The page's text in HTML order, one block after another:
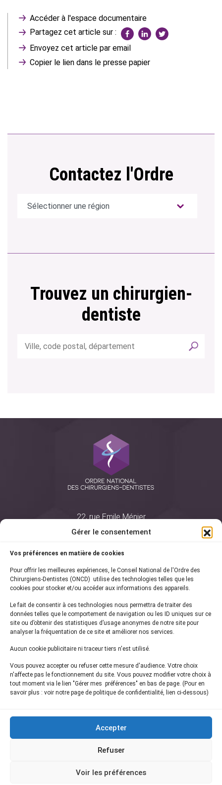
Gérer le consentement
Vos préférences en matière de cookies
Pour offrir les meilleures expériences, le Conseil National de l'Ordre des
Chirurgiens-Dentistes (ONCD) utilise des technologies telles que les
cookies pour stocker et/ou accéder aux informations des appareils.
Le fait de consentir à ces technologies nous permettra de traiter des
données telles que le comportement de navigation ou les ID uniques sur ce
site ou d’obtenir des statistiques d’usage anonymes de notre site pour
analyser la fréquentation de ce site et améliorer nos services.
Aucun cookie publicitaire ni traceur tiers n'est utilisé.
Vous pouvez accepter ou refuser cette mesure d'audience. Votre choix
n'affecte pas le fonctionnement du site. Vous pouvez modifier votre choix à
tout moment via le lien "Gérer mes préférences" en bas de page. (Pour en
savoir plus : voir notre page de politique de confidentialité, lien ci-dessous)
Accepter
Refuser
Voir les préférences
Accéder à l'espace documentaire
Partagez cet article sur :
Envoyez cet article par email
Copier le lien dans le presse papier
Contactez l'Ordre
Trouvez un chirurgien-
dentiste
22, rue Emile Ménier
75761 Paris Cedex 16
01 44 34 78 80
courrier@oncd.org
Actualités
Presse
Informations légales
Plan du site
Inscrivez-vous à notrenewsletter
Restez connecté